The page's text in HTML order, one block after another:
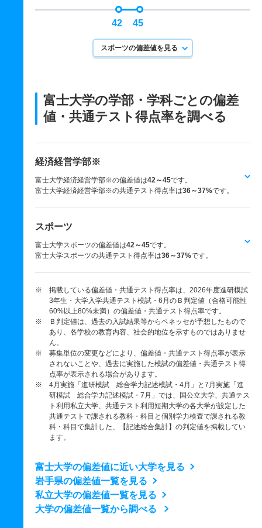
42 45
スポーツの偏差値を見る
富士大学の学部・学科ごとの偏差
値・共通テスト得点率を調べる
経済経営学部※
富士大学経済経営学部※の偏差値は42～45です。
富士大学経済経営学部※の共通テスト得点率は36～37%です。
スポーツ
富士大学スポーツの偏差値は42～45です。
富士大学スポーツの共通テスト得点率は36～37%です。
※ 掲載している偏差値・共通テスト得点率は、2026年度進研模試
3年生・大学入学共通テスト模試・6月のＢ判定値（合格可能性
60%以上80%未満）の偏差値・共通テスト得点率です。
※ Ｂ判定値は、過去の入試結果等からベネッセが予想したもので
あり、各学校の教育内容、社会的地位を示すものではありませ
ん。
※ 募集単位の変更などにより、偏差値・共通テスト得点率が表示
されないことや、過去に実施した模試の偏差値・共通テスト得
点率が表示される場合があります。
※ 4月実施「進研模試 総合学力記述模試・4月」と7月実施「進
研模試 総合学力記述模試・7月」では、国公立大学、共通テス
ト利用私立大学、共通テスト利用短期大学の各大学が設定した
共通テストで課される教科・科目と個別学力検査で課される教
科・科目で集計した、【記述総合集計】の判定値を掲載してい
ます。
富士大学の偏差値に近い大学を見る
岩手県の偏差値一覧を見る
私立大学の偏差値一覧を見る
大学の偏差値一覧から調べる